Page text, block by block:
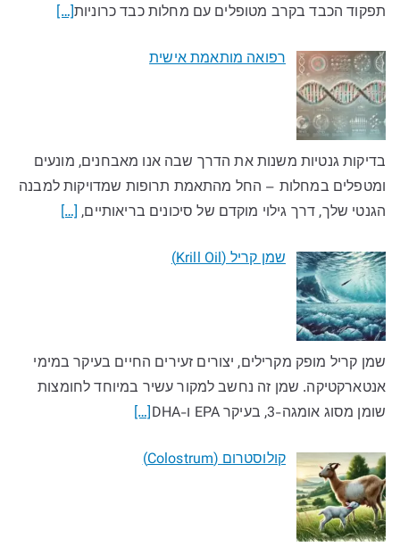
תפקוד הכבד בקרב מטופלים עם מחלות כבד כרוניות[…]
רפואה מותאמת אישית
בדיקות גנטיות משנות את הדרך שבה אנו מאבחנים, מונעים
ומטפלים במחלות – החל מהתאמת תרופות שמדויקות למבנה
הגנטי שלך, דרך גילוי מוקדם של סיכונים בריאותיים, […]
שמן קריל (Krill Oil)
שמן קריל מופק מקרילים, יצורים זעירים החיים בעיקר במימי
אנטארקטיקה. שמן זה נחשב למקור עשיר במיוחד לחומצות
שומן מסוג אומגה-3, בעיקר EPA ו-DHA
[…]
קולוסטרום (Colostrum)